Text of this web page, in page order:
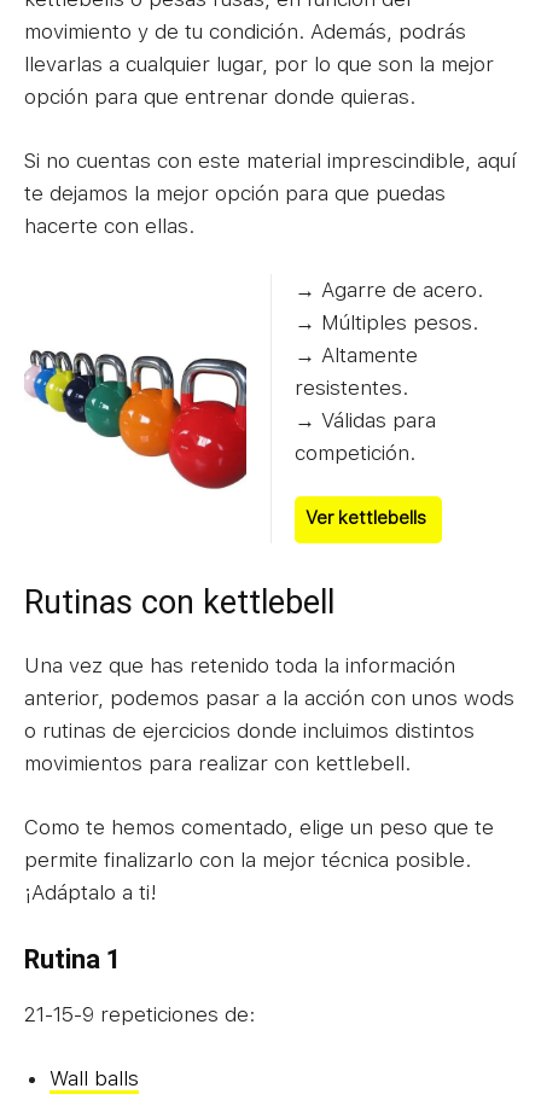
movimiento y de tu condición. Además, podrás
llevarlas a cualquier lugar, por lo que son la mejor
opción para que entrenar donde quieras.
Si no cuentas con este material imprescindible, aquí
te dejamos la mejor opción para que puedas
hacerte con ellas.
→ Agarre de acero.
→ Múltiples pesos.
→ Altamente
resistentes.
→ Válidas para
competición.
Ver kettlebells
Rutinas con kettlebell
Una vez que has retenido toda la información
anterior, podemos pasar a la acción con unos wods
o rutinas de ejercicios donde incluimos distintos
movimientos para realizar con kettlebell.
Como te hemos comentado, elige un peso que te
permite finalizarlo con la mejor técnica posible.
¡Adáptalo a ti!
Rutina 1
21-15-9 repeticiones de:
Wall balls